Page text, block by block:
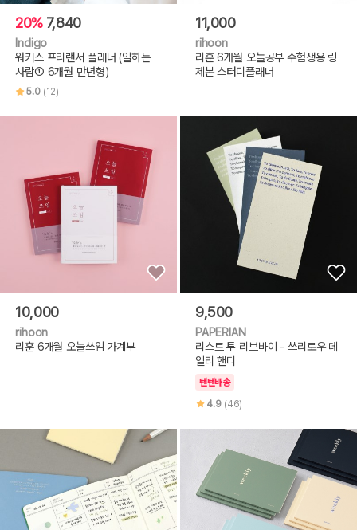
20% 7,840
Indigo
워커스 프리랜서 플래너 (일하는
사람① 6개월 만년형)
5.0 (12)
11,000
rihoon
리훈 6개월 오늘공부 수험생용 링
제본 스터디플래너
10,000
rihoon
리훈 6개월 오늘쓰임 가계부
9,500
PAPERIAN
리스트 투 리브바이 - 쓰리로우 데
일리 핸디
텐텐배송
4.9 (46)